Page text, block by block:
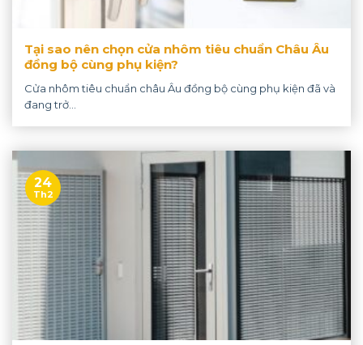
Tại sao nên chọn cửa nhôm tiêu chuẩn Châu Âu
đồng bộ cùng phụ kiện?
Cửa nhôm tiêu chuẩn châu Âu đồng bộ cùng phụ kiện đã và
đang trở...
24
Th2